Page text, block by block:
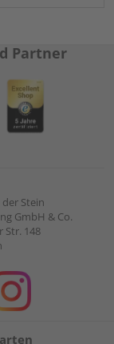
Partner
Stein
GmbH & Co.
Str. 148